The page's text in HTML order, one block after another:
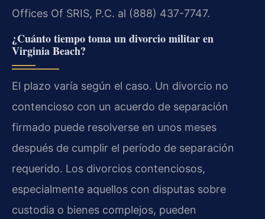
Offices Of SRIS, P.C. al (888) 437-7747.
¿Cuánto tiempo toma un divorcio militar en
Virginia Beach?
El plazo varía según el caso. Un divorcio no
contencioso con un acuerdo de separación
firmado puede resolverse en unos meses
después de cumplir el período de separación
requerido. Los divorcios contenciosos,
especialmente aquellos con disputas sobre
custodia o bienes complejos, pueden